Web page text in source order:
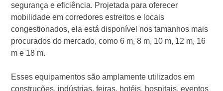
segurança e eficiência. Projetada para oferecer
mobilidade em corredores estreitos e locais
congestionados, ela está disponível nos tamanhos mais
procurados do mercado, como 6 m, 8 m, 10 m, 12 m, 16
m e 18 m.
Esses equipamentos são amplamente utilizados em
construções, indústrias, feiras, hotéis, hospitais, eventos